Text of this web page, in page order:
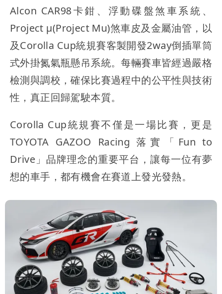
Alcon CAR98卡鉗、浮動碟盤煞車系統、
Project μ(Project Mu)煞車皮及金屬油管，以
及Corolla Cup統規賽客製開發2way倒插單筒
式外掛氮氣瓶懸吊系統。每輛賽車皆經過嚴格
檢測與調校，確保比賽過程中的公平性與技術
性，真正回歸駕駛本質。
Corolla Cup統規賽不僅是一場比賽，更是
TOYOTA GAZOO Racing 落實「Fun to
Drive」品牌理念的重要平台，讓每一位有夢
想的車手，都有機會在賽道上發光發熱。